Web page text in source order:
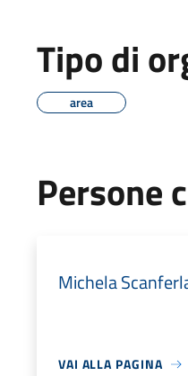
Tipo di
area
Persone
Michela
VAI ALLA PAGINA